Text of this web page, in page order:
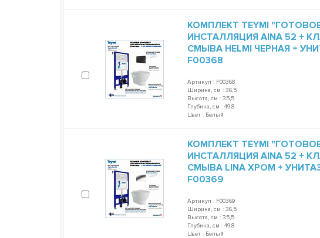
КОМПЛЕКТ TEYMI
ИНСТАЛЛЯЦИЯ AINA 52 +
СМЫВА HELMI ЧЕРНАЯ +
F00368
Артикул : F00368
Ширина, см : 36,5
Высота, см : 35,5
Глубина, см : 49,8
Цвет : Белый
КОМПЛЕКТ TEYMI
ИНСТАЛЛЯЦИЯ AINA 52 +
СМЫВА LINA ХРОМ +
F00369
Артикул : F00369
Ширина, см : 36,5
Высота, см : 35,5
Глубина, см : 49,8
Цвет : Белый